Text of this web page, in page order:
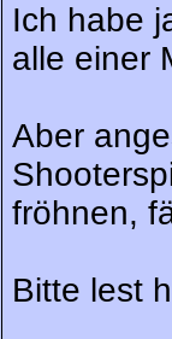
Ich habe
alle einer
Aber
fröhnen,
Bitte lest